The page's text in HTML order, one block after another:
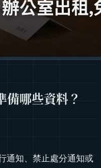
備哪些資料？
通知、禁止處分通知或